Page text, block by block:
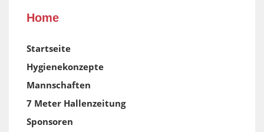
Home
Startseite
Hygienekonzepte
Mannschaften
7 Meter Hallenzeitung
Sponsoren